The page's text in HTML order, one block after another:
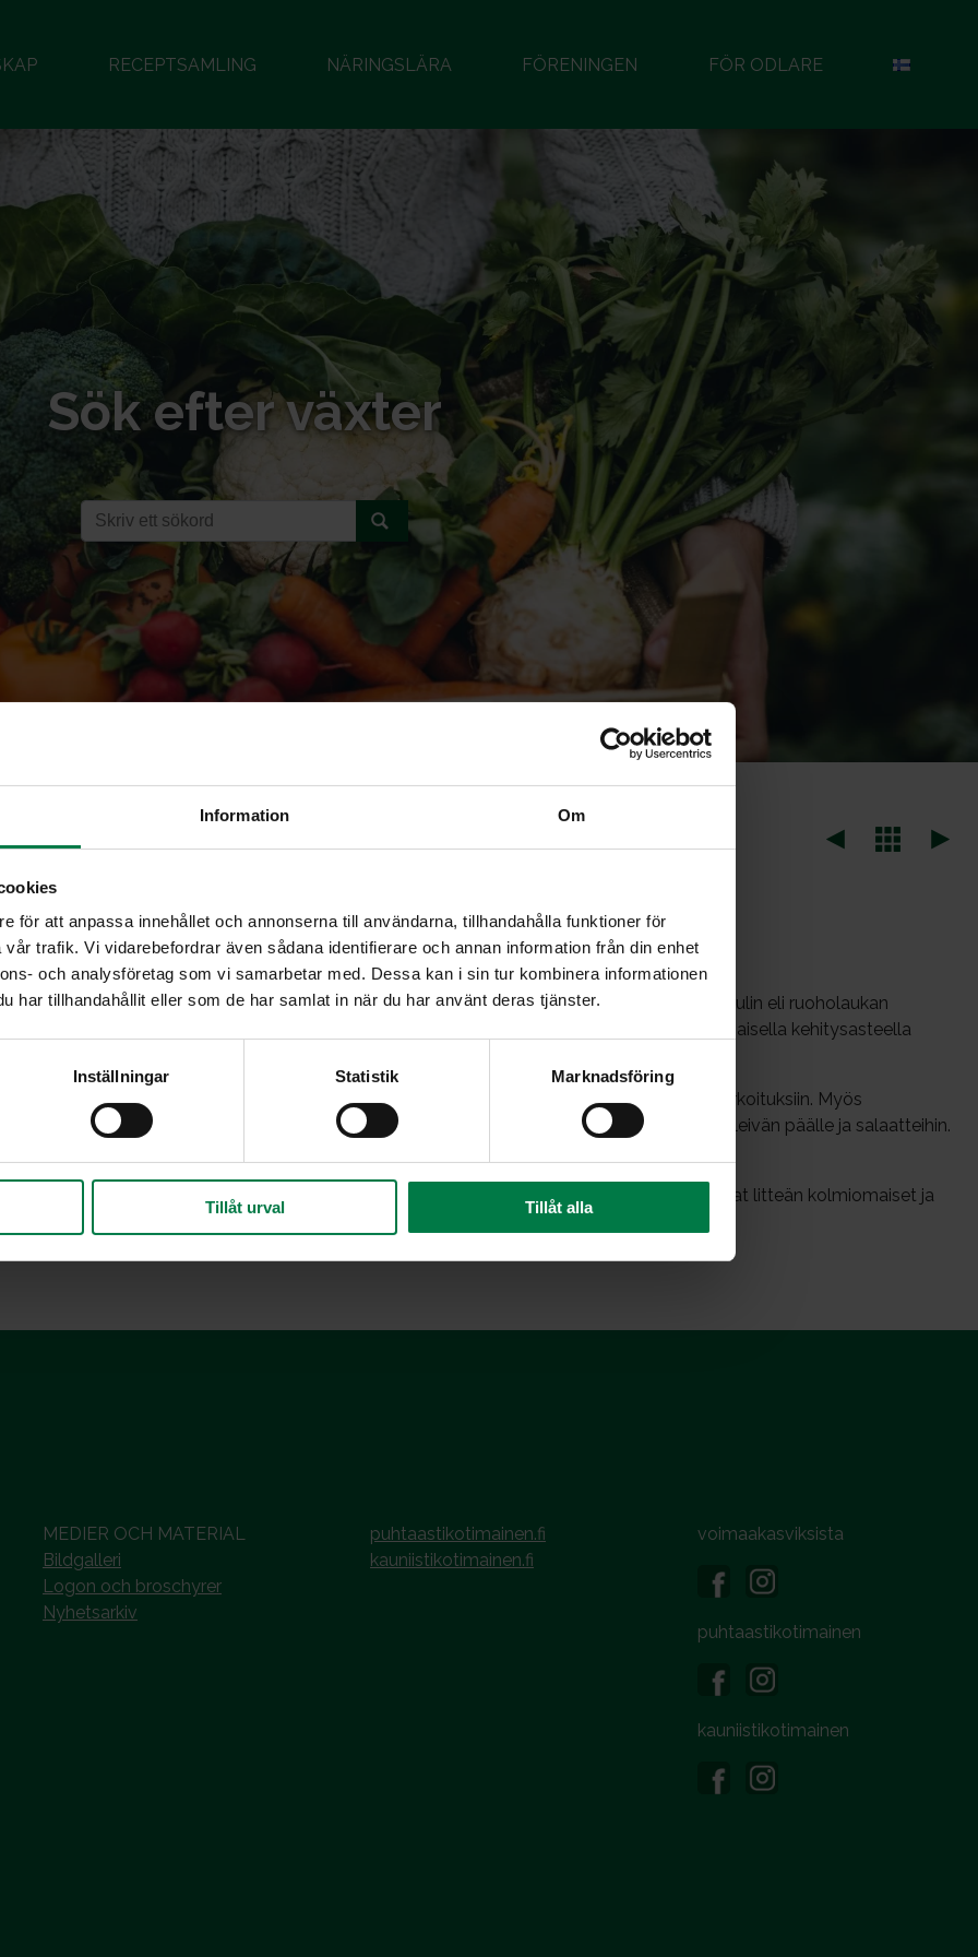
Information Om
för att anpassa innehållet och annonserna till användarna, tillhandahålla funktioner för
trafik. Vi vidarebefordrar även sådana identifierare och annan information från din enhet
och analysföretag som vi samarbetar med. Dessa kan i sin tur kombinera informationen
har tillhandahållit eller som de har samlat in när du har använt deras tjänster.
Inställningar Statistik Marknadsföring
Tillåt urval Tillåt alla
RECEPTSAMLING NÄRINGSLÄRA FÖRENINGEN FÖR ODLARE
Sök efter växter
RUOHOSIPULI (Allium schoenoprasum)
Ruohosipulia on viljelty Euroopassa satoja, Kiinassa tuhansia vuosia. Ruohosipulin eli ruoholaukan
sipulinmaku on mieto ja sen väri on kauniin tummanvihreä. Siitä käytetään varhaisella kehitysasteella
Ruohosipuli sopii maustamiseen, koristeluun ja kuivattuna yrttien tapaan eri tarkoituksiin. Myös
ruohosipulin vaaleanlilat kukat voi käyttää koristeluun. Ruohosipulisilppu sopii leivän päälle ja salaatteihin.
eli kiinansipuli muistuttaa ulkonäöltään tavallista ruohosipulia, mutta sen lehdet ovat litteän kolmiomaiset ja
MEDIER OCH MATERIAL
Bildgalleri
Logon och broschyrer
Nyhetsarkiv
puhtaastikotimainen.fi
kauniistikotimainen.fi
voimaakasviksista
puhtaastikotimainen
kauniistikotimainen